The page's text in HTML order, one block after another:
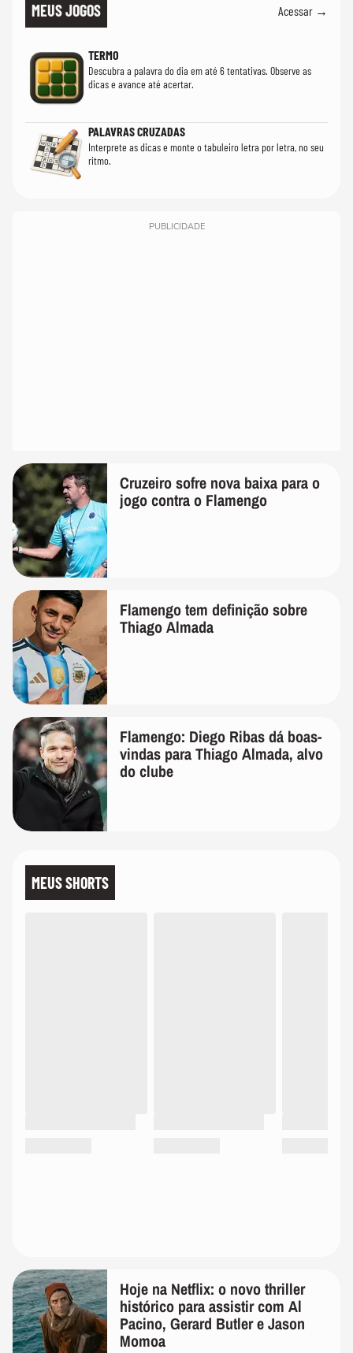
MEUS JOGOS Acessar →
TERMO
Descubra a palavra do dia em até 6 tentativas. Observe as
dicas e avance até acertar.
PALAVRAS CRUZADAS
Interprete as dicas e monte o tabuleiro letra por letra, no seu
ritmo.
PUBLICIDADE
Cruzeiro sofre nova baixa para o
jogo contra o Flamengo
Flamengo tem definição sobre
Thiago Almada
Flamengo: Diego Ribas dá boas-
vindas para Thiago Almada, alvo
do clube
MEUS SHORTS
Hoje na Netflix: o novo thriller
histórico para assistir com Al
Pacino, Gerard Butler e Jason
Momoa